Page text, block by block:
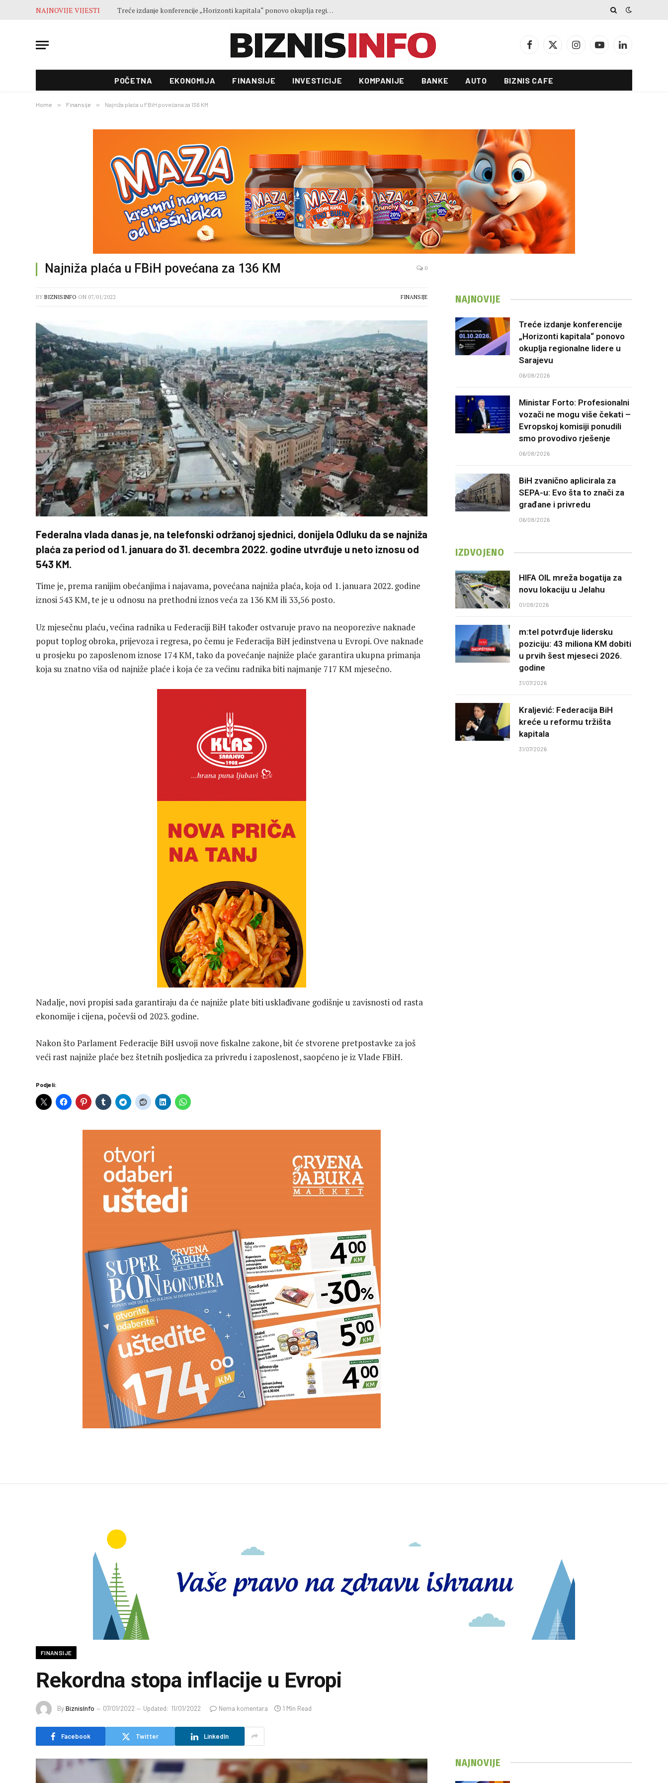
NAJNOVIJE VIJESTI Ministar Forto: Profesionalni vozači ne mogu više čekati – Evropskoj komisiji ponudili smo provodivo rješenje
Facebook
X
InstagramYouTubeLinkedIn
POČETNA EKONOMIJA FINANSIJE INVESTICIJE KOMPANIJE BANKE AUTO BIZNIS CAFE
Home » Finansije » Najniža plaća u FBiH povećana za 136 KM
Najniža plaća u FBiH povećana za 136 KM 0
BY BIZNISINFO ON 07/01/2022 FINANSIJE
Federalna vlada danas je, na telefonski održanoj sjednici, donijela Odluku da se najniža
plaća za period od 1. januara do 31. decembra 2022. godine utvrđuje u neto iznosu od
543 KM.
Time je, prema ranijim obećanjima i najavama, povećana najniža plaća, koja od 1. januara 2022. godine
iznosi 543 KM, te je u odnosu na prethodni iznos veća za 136 KM ili 33,56 posto.
Uz mjesečnu plaću, većina radnika u Federaciji BiH također ostvaruje pravo na neoporezive naknade
poput toplog obroka, prijevoza i regresa, po čemu je Federacija BiH jedinstvena u Evropi. Ove naknade
u prosjeku po zaposlenom iznose 174 KM, tako da povećanje najniže plaće garantira ukupna primanja
koja su znatno viša od najniže plaće i koja će za većinu radnika biti najmanje 717 KM mjesečno.
Nadalje, novi propisi sada garantiraju da će najniže plate biti usklađivane godišnje u zavisnosti od rasta
ekonomije i cijena, počevši od 2023. godine.
Nakon što Parlament Federacije BiH usvoji nove fiskalne zakone, bit će stvorene pretpostavke za još
veći rast najniže plaće bez štetnih posljedica za privredu i zaposlenost, saopćeno je iz Vlade FBiH.
Podjeli:
NAJNOVIJE
Treće izdanje konferencije
„Horizonti kapitala“ ponovo
okuplja regionalne lidere u
Sarajevu
06/08/2026
Ministar Forto: Profesionalni
vozači ne mogu više čekati –
Evropskoj komisiji ponudili
smo provodivo rješenje
06/08/2026
BiH zvanično aplicirala za
SEPA-u: Evo šta to znači za
građane i privredu
06/08/2026
IZDVOJENO
HIFA OIL mreža bogatija za
novu lokaciju u Jelahu
01/08/2026
m:tel potvrđuje lidersku
poziciju: 43 miliona KM dobiti
u prvih šest mjeseci 2026.
godine
31/07/2026
Kraljević: Federacija BiH
kreće u reformu tržišta
kapitala
31/07/2026
FINANSIJE
Rekordna stopa inflacije u Evropi
ByBiznisInfo 07/01/2022 Updated: 11/01/2022 Nema komentara 1 Min Read
Facebook Twitter LinkedIn
NAJNOVIJE